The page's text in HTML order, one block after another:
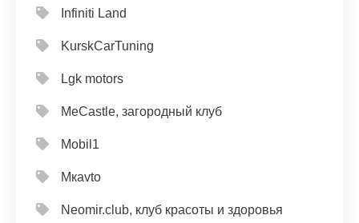
Infiniti Land
KurskCarTuning
Lgk motors
MeCastle, загородный клуб
Mobil1
Mкavto
Neomir.club, клуб красоты и здоровья